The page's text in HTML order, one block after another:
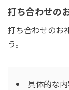
打ち合わせの
打ち合わせのお
う。
具体的な